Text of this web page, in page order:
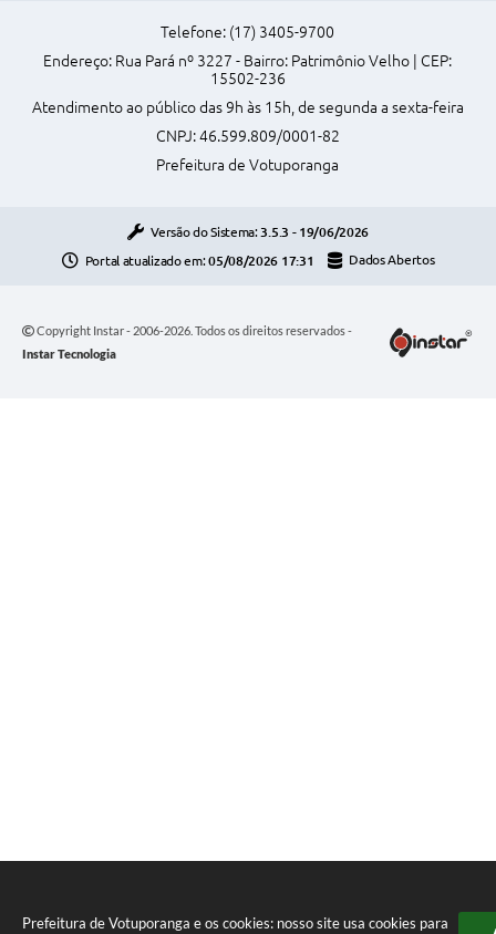
Prefeitura de Votuporanga e os cookies: nosso site usa cookies para
Telefone: (17) 3405-9700
Endereço: Rua Pará nº 3227 - Bairro: Patrimônio Velho | CEP:
15502-236
Atendimento ao público das 9h às 15h, de segunda a sexta-feira
CNPJ: 46.599.809/0001-82
Prefeitura de Votuporanga
Versão do Sistema: 3.5.3 - 19/06/2026
Portal atualizado em:05/08/2026 17:31 Dados Abertos
Copyright Instar - 2006-2026. Todos os direitos reservados -
Instar Tecnologia